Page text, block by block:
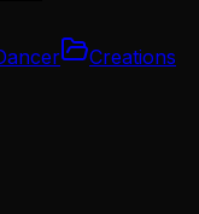
Creations